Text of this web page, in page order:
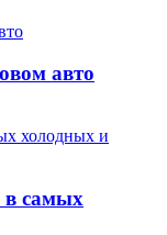
авто
в самых